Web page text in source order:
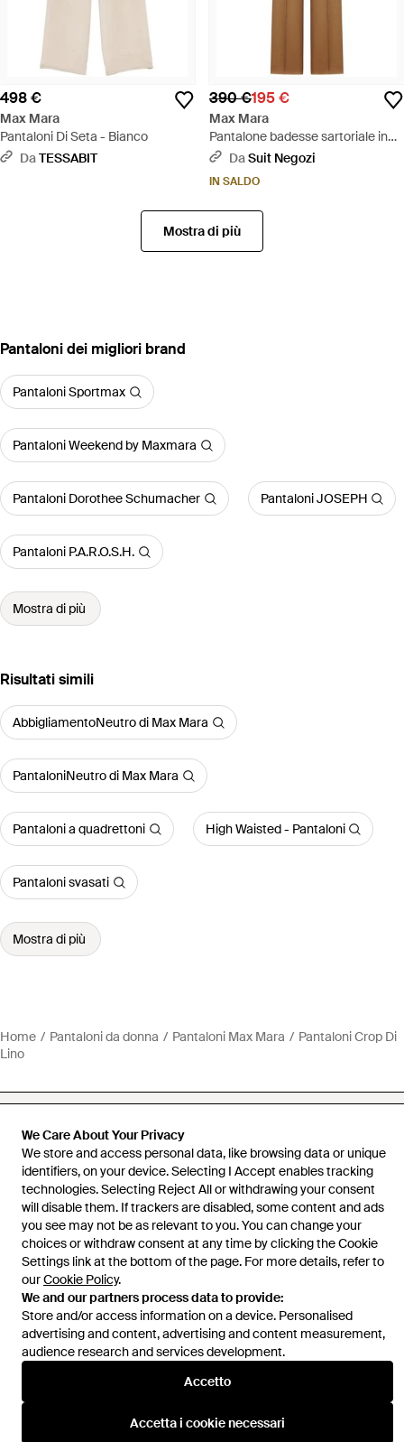
We Care About Your Privacy
We store and access personal data, like browsing data or unique
identifiers, on your device. Selecting I Accept enables tracking
technologies. Selecting Reject All or withdrawing your consent
will disable them. If trackers are disabled, some content and ads
you see may not be as relevant to you. You can change your
choices or withdraw consent at any time by clicking the Cookie
Settings link at the bottom of the page. For more details, refer to
ourCookie Policy.
We and our partners process data to provide:
Store and/or access information on a device. Personalised
advertising and content, advertising and content measurement,
audience research and services development.
Accetto
Accetta i cookie necessari
498 €
Max Mara
Pantaloni Di Seta - Bianco
DaTESSABIT
390 €195 €
Max Mara
Pantalone badesse sartoriale in
lino - Neutro
DaSuit Negozi
IN SALDO
Mostra di più
‪Pantaloni‬ dei migliori brand
Pantaloni Sportmax
Pantaloni Weekend by Maxmara
Pantaloni Dorothee Schumacher Pantaloni JOSEPH
Pantaloni P.A.R.O.S.H.
Mostra di più
Risultati simili
AbbigliamentoNeutro di Max Mara
PantaloniNeutro di Max Mara
Pantaloni a quadrettoni High Waisted - Pantaloni
Pantaloni svasati
Mostra di più
Home Pantaloni da donna Pantaloni Max Mara
Pantaloni Crop Di
Lino
Assistenza e info